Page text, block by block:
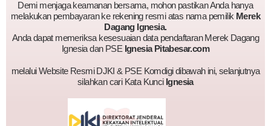
Demi menjaga keamanan bersama, mohon pastikan Anda hanya
melakukan pembayaran ke rekening resmi atas nama pemilik Merek
Dagang Ignesia.
Anda dapat memeriksa kesesuaian data pendaftaran Merek Dagang
Ignesia dan PSE Ignesia Pitabesar.com
melalui Website Resmi DJKI & PSE Komdigi dibawah ini, selanjutnya
silahkan cari Kata Kunci Ignesia